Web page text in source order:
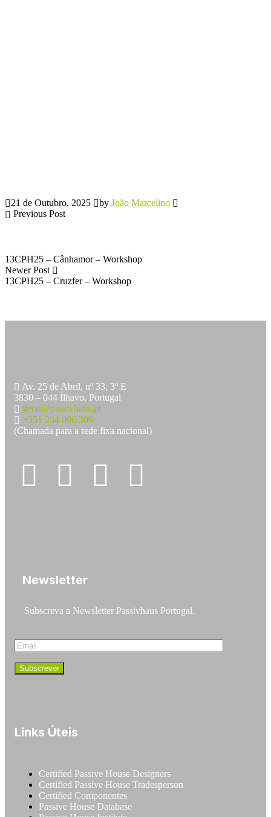
21 de Outubro, 2025 by João Marcelino
Previous Post
13CPH25 – Cânhamor – Workshop
Newer Post
13CPH25 – Cruzfer – Workshop
Av. 25 de Abril, nº 33, 3º E
3830 – 044 Ílhavo, Portugal
geral@passivhaus.pt
+351 234 096 309
(Chamada para a rede fixa nacional)
Newsletter
Subscreva a Newsletter Passivhaus Portugal.
Links Úteis
Certified Passive House Designers
Certified Passive House Tradesperson
Certified Componentes
Passive House Database